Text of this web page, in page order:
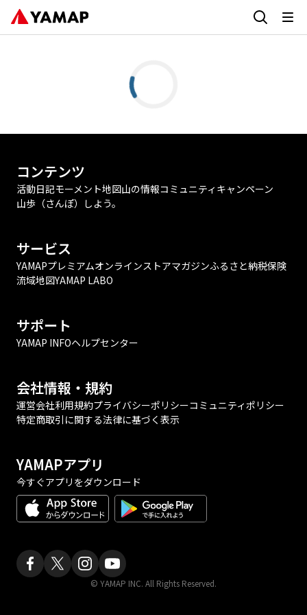
コンテンツ
活動日記モーメント地図山の情報コミュニティ キャンペーン
山歩（さんぽ）しよう。
サービス
YAMAPプレミアムオンラインストアマガジンふるさと納税保険
流域地図YAMAP LABO
サポート
YAMAP INFOヘルプセンター
会社情報・規約
運営会社利用規約プライバシーポリシーコミュニティポリシー
特定商取引に関する法律に基づく表示
YAMAPアプリ
今すぐアプリをダウンロード
© YAMAP INC. All Rights Reserved.